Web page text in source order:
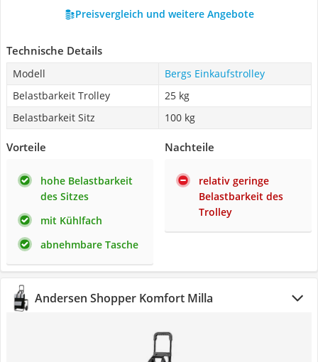
Preisvergleich und weitere Angebote
Technische Details
Modell
Bergs Einkaufstrolley
Belastbarkeit Trolley
25 kg
Belastbarkeit Sitz
100 kg
Vorteile
hohe Belastbarkeit
des Sitzes
mit Kühlfach
abnehmbare Tasche
Nachteile
relativ geringe
Belastbarkeit des
Trolley
Andersen Shopper Komfort Milla